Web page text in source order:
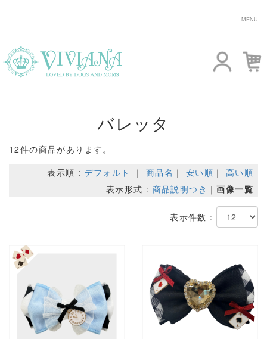
バレッタ
12件の商品があります。
表示順 : デフォルト ｜ 商品名 ｜ 安い順 ｜ 高い順
表示形式 : 商品説明つき ｜画像一覧
表示件数 :